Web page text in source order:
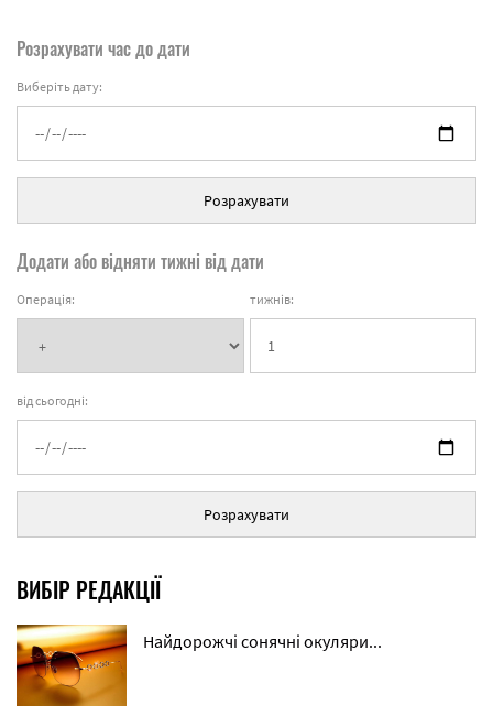
Розрахувати час до дати
Виберіть дату:
Розрахувати
Додати або відняти тижні від дати
Операція: тижнів:
від сьогодні:
Розрахувати
ВИБІР РЕДАКЦІЇ
Найдорожчі сонячні окуляри...